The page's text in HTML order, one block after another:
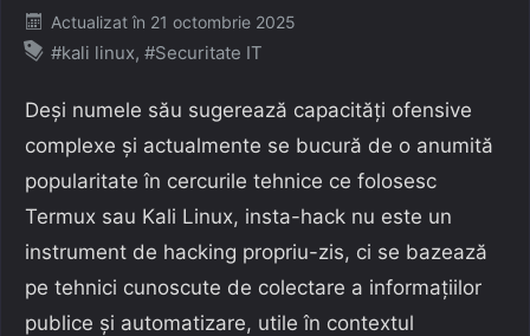
Posted
on
Actualizat în 21 octombrie 2025
#kali linux, #Securitate IT
Deși numele său sugerează capacități ofensive
complexe și actualmente se bucură de o anumită
popularitate în cercurile tehnice ce folosesc
Termux sau Kali Linux, insta-hack nu este un
instrument de hacking propriu-zis, ci se bazează
pe tehnici cunoscute de colectare a informațiilor
publice și automatizare, utile în contextul